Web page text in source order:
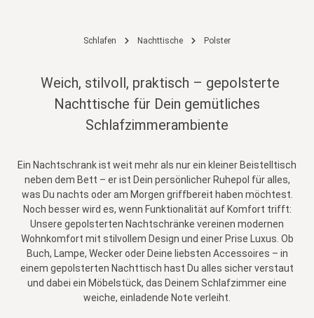
Schlafen Nachttische Polster
Weich, stilvoll, praktisch – gepolsterte
Nachttische für Dein gemütliches
Schlafzimmerambiente
Ein Nachtschrank ist weit mehr als nur ein kleiner Beistelltisch
neben dem Bett – er ist Dein persönlicher Ruhepol für alles,
was Du nachts oder am Morgen griffbereit haben möchtest.
Noch besser wird es, wenn Funktionalität auf Komfort trifft:
Unsere gepolsterten Nachtschränke vereinen modernen
Wohnkomfort mit stilvollem Design und einer Prise Luxus. Ob
Buch, Lampe, Wecker oder Deine liebsten Accessoires – in
einem gepolsterten Nachttisch hast Du alles sicher verstaut
und dabei ein Möbelstück, das Deinem Schlafzimmer eine
weiche, einladende Note verleiht.